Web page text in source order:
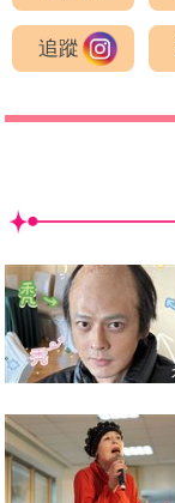
追蹤